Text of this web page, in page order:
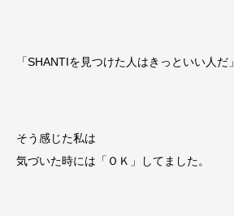
「SHANTIを見つけた人はきっといい人だ」
そう感じた私は
気づいた時には「ＯＫ」してました。